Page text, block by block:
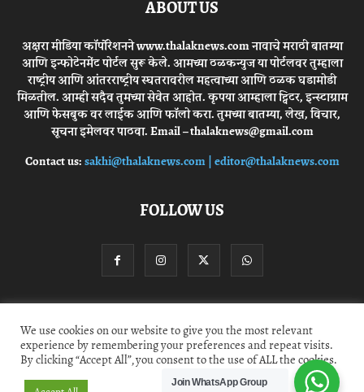
ABOUT US
अक्षरा मीडिया कॉर्पोरेशनने www.thalaknews.com नावाचे मराठी बातम्या
आणि इन्फोटेनमेंट पोर्टल सुरू केले. आमच्या ठळकन्युज या पोर्टलवर तुम्हाला
राष्ट्रीय आणि आंतरराष्ट्रीय स्घतरावरील महत्वाच्या आणि ठळक घडामोडी
मिळतील. आम्ही सदैव तुमच्या सेवेत आहोत. कृपया आम्हाला ट्विटर, इन्स्टाग्राम
आणि फेसबुक वर लाईक आणि फॉलो करा. तुमच्या बातम्या, लेख, विचार,
सूचना इमेलवर पाठवा. Email – thalaknews@gmail.com
Contact us:sakhi@thalaknews.com | editor@thalaknews.com
FOLLOW US
Privacy Policy Contact Us
© thalaknews.com 2024 All Rights Reserved. Akshara Media Corp.
We use cookies on our website to give you the most relevant
experience by remembering your preferences and repeat visits.
By clicking “Accept All”, you consent to the use of ALL the cookies.
Join WhatsApp Group